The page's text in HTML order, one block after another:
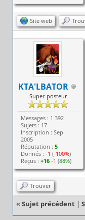
Site web
KTA'LBATOR
Super posteur
Messages : 1 392
Sujets : 17
Inscription : Sep
2005
Réputation :5
Donnés :-1 (-100%)
Reçus :+16 -1 (88%)
Trouver
« Sujet précédent |